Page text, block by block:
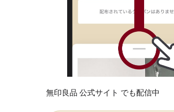
無印良品 公式サイト でも配信中